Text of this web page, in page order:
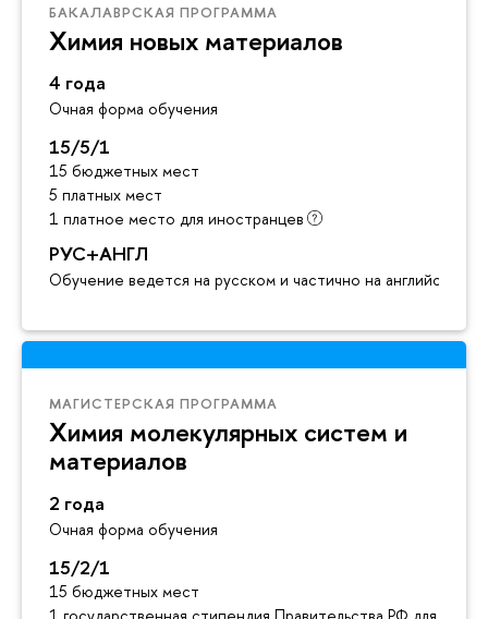
БАКАЛАВРСКАЯ ПРОГРАММА
Химия новых материалов
4 года
Очная форма обучения
15/5/1
15 бюджетных мест
5 платных мест
1 платное место для иностранцев
РУС+АНГЛ
Обучение ведется на русском и частично на английском
МАГИСТЕРСКАЯ ПРОГРАММА
Химия молекулярных систем и
материалов
2 года
Очная форма обучения
15/2/1
15 бюджетных мест